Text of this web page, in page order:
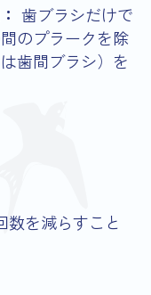
歯ブラシだけで
のプラークを除
歯間ブラシ）を
を減らすこと